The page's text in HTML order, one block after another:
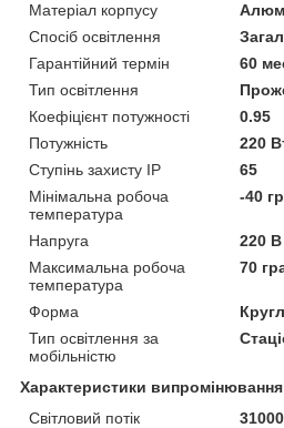
Матеріал корпусу
Спосіб освітлення
Гарантійний термін
60
Тип освітлення
Коефіцієнт потужності
0.95
Потужність
220
Ступінь захисту IP
65
Мінімальна робоча
температура
-40
Напруга
220 В
Максимальна робоча
температура
70
Форма
Тип освітлення за
мобільністю
Характеристики випромінювання
Світловий потік